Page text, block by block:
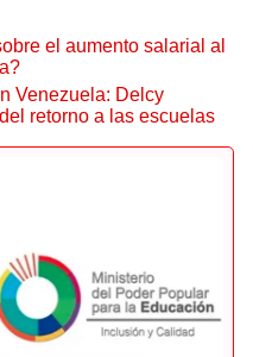
el aumento salarial al
Venezuela: Delcy
retorno a las escuelas